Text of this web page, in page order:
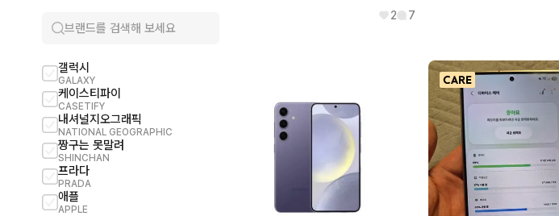
갤럭시
GALAXY
케이스티파이
CASETIFY
내셔널지오그래픽
NATIONAL GEOGRAPHIC
짱구는 못말려
SHINCHAN
프라다
PRADA
애플
APPLE
STARBUCKS
카카오프렌즈
KAKAOFRIENDS
GENSHIN IMPACT
2 7